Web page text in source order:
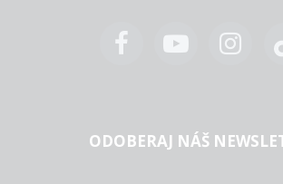
ODOBERAJ NÁŠ